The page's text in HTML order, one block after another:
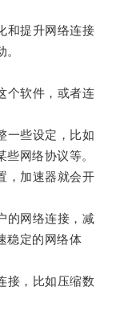
提升网络连接
软件，或者连
些设定，比如
网络协议等。
加速器就会开
网络连接，减
稳定的网络体
，比如压缩数